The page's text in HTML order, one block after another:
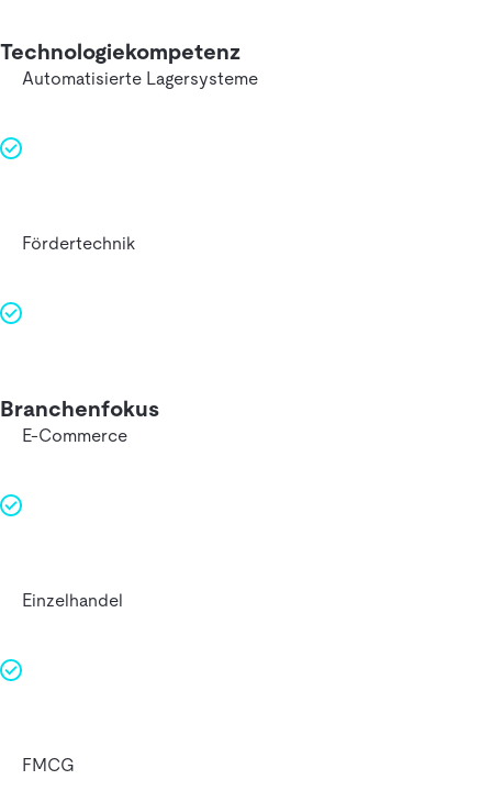
Technologiekompetenz
Automatisierte Lagersysteme
Fördertechnik
Branchenfokus
E-Commerce
Einzelhandel
FMCG